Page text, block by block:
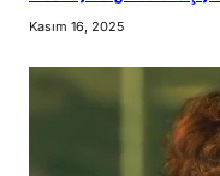
Kasım 16, 2025